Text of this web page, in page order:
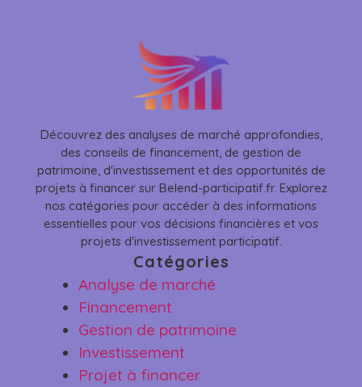
Découvrez des analyses de marché approfondies,
des conseils de financement, de gestion de
patrimoine, d'investissement et des opportunités de
projets à financer sur Belend-participatif.fr. Explorez
nos catégories pour accéder à des informations
essentielles pour vos décisions financières et vos
projets d'investissement participatif.
Catégories
Analyse de marché
Financement
Gestion de patrimoine
Investissement
Projet à financer